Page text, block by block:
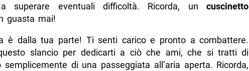
superare eventuali difficoltà. Ricorda, uncuscinetto
guasta mai!
è dalla tua parte! Ti senti carico e pronto a combattere.
slancio per dedicarti a ciò che ami, che si tratti di
semplicemente di una passeggiata all’aria aperta. Ricorda,